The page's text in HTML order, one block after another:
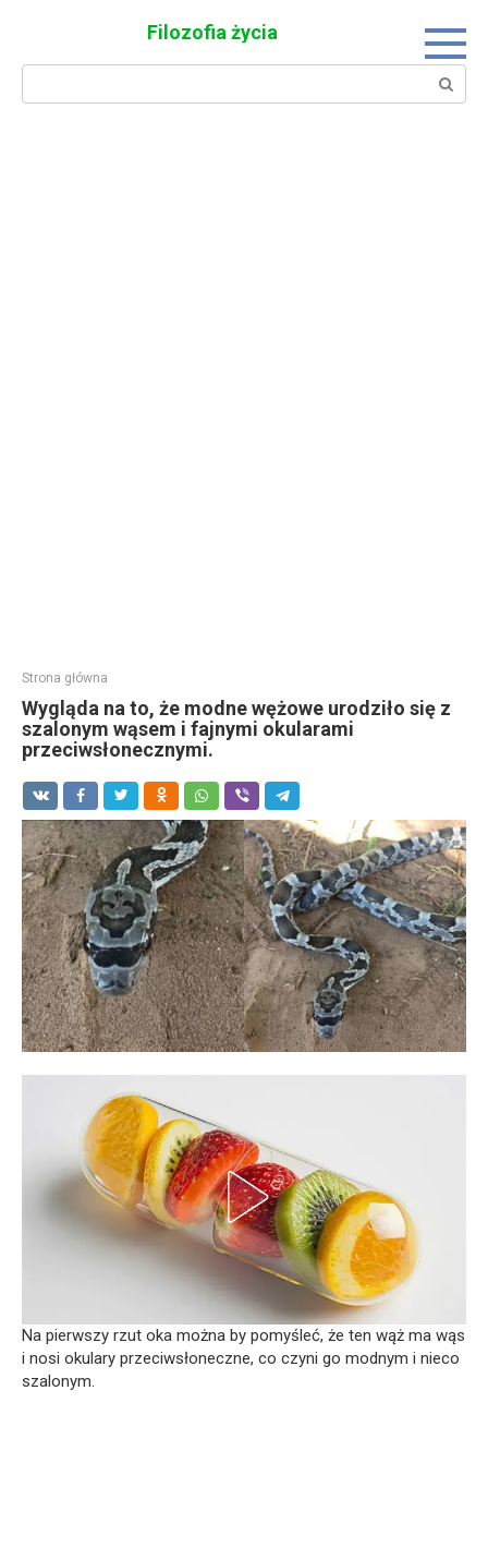
Filozofia życia
Search:
Strona główna
Wygląda na to, że modne wężowe urodziło się z
szalonym wąsem i fajnymi okularami
przeciwsłonecznymi.
Na pierwszy rzut oka można by pomyśleć, że ten wąż ma wąs
i nosi okulary przeciwsłoneczne, co czyni go modnym i nieco
szalonym.